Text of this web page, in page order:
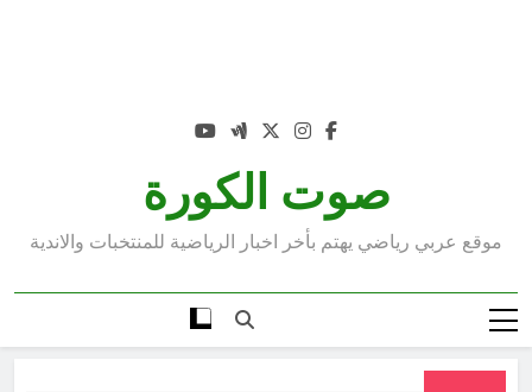
صوت الكورة
موقع عربي رياضي يهتم بأخر اخبار الرياضية للمنتخبات والاندية